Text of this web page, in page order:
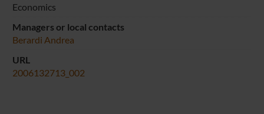
Economics
Managers or local contacts
Berardi Andrea
URL
2006132713_002